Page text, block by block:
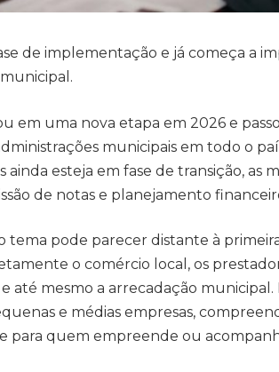
de implementação e já começa a
em uma nova etapa em 2026 e
municipais em todo o
esteja em fase de transição, as
de notas e planejamento
tema pode parecer distante à
o comércio local, os
mesmo a arrecadação municipal.
e médias empresas,
quem empreende ou